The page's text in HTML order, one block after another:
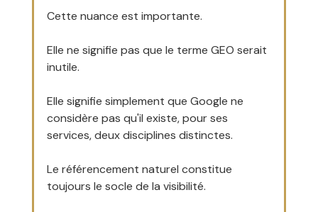
Cette nuance est importante.
Elle ne signifie pas que le terme GEO serait
inutile.
Elle signifie simplement que Google ne
considère pas qu'il existe, pour ses
services, deux disciplines distinctes.
Le référencement naturel constitue
toujours le socle de la visibilité.